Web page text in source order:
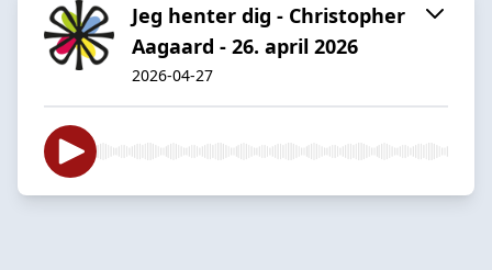
Jeg henter dig - Christopher
Aagaard - 26. april 2026
2026-04-27